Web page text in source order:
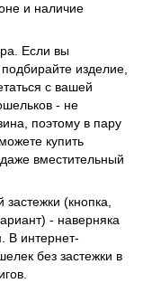
и наличие
Если вы
изделие,
с вашей
- не
поэтому в пару
купить
вместительный
застежки (кнопка,
- наверняка
В интернет-
без застежки в